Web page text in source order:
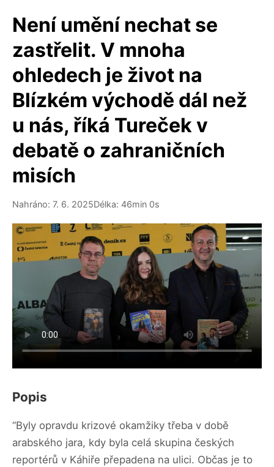
Není umění nechat se
zastřelit. V mnoha
ohledech je život na
Blízkém východě dál než
u nás, říká Tureček v
debatě o zahraničních
misích
Nahráno: 7. 6. 2025Délka: 46min 0s
Popis
“Byly opravdu krizové okamžiky třeba v době
arabského jara, kdy byla celá skupina českých
reportérů v Káhiře přepadena na ulici. Občas je to